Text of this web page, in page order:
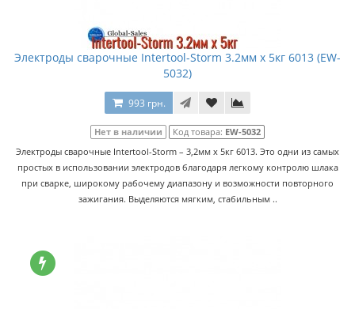
Электроды сварочные Intertool-Storm 3.2мм x 5кг 6013 (EW-
5032)
993 грн.
Нет в наличии Код товара: EW-5032
Электроды сварочные Intertool-Storm – 3,2мм x 5кг 6013. Это одни из самых
простых в использовании электродов благодаря легкому контролю шлака
при сварке, широкому рабочему диапазону и возможности повторного
зажигания. Выделяются мягким, стабильным ..